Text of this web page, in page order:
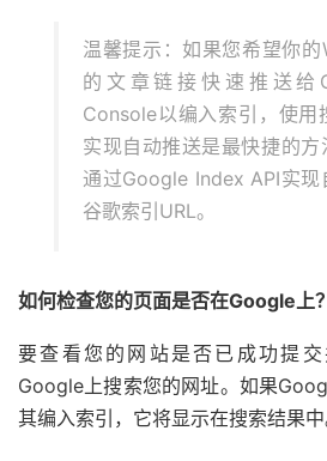
温馨提示：如果您希望你
的文章链接快速推送给
Console以编入索引，使用
实现自动推送是最快捷的方
通过Google Index API实现
谷歌索引URL。
如何检查您的页面是否在Google上？
要查看您的网站是否已成功提
Google上搜索您的网址。如果
其编入索引，它将显示在搜索结果中